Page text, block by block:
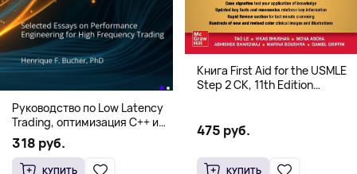
Руководство по Low Latency
Trading, оптимизация C++ и
системная архитектура для
HFT
318 руб.
КУПИТЬ
Книга First Aid for the USMLE
Step 2 CK, 11th Edition
475 руб.
КУПИТЬ